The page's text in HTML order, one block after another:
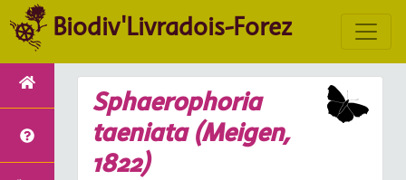
Biodiv'Livradois-Forez
Sphaerophoria
taeniata(Meigen,
1822)